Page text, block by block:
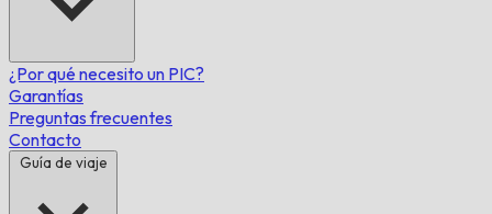
¿Por qué necesito un PIC?
Garantías
Preguntas frecuentes
Contacto
Guía de viaje